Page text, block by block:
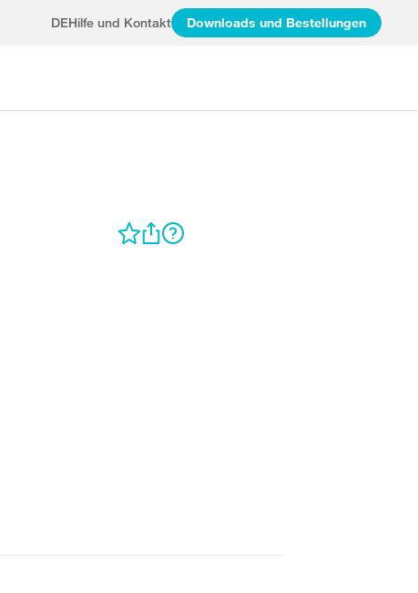
DEHilfe und Kontakt Downloads und Bestellungen